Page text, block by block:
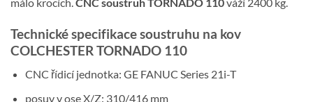
Technické specifikace soustruhu na kov
COLCHESTER TORNADO 110
CNC řídicí jednotka: GE FANUC Series 21i-T
posuv v ose X/Z: 310/416 mm